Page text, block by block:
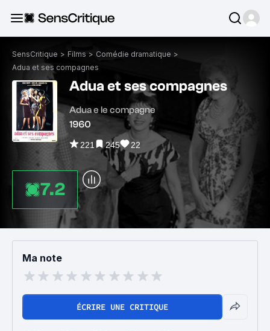
SensCritique > Films > Comédie dramatique >
Adua et ses compagnes
Adua et ses compagnes
Adua e le compagne
1960
221 245 22
7.2
Ma note
ÉCRIRE UNE CRITIQUE